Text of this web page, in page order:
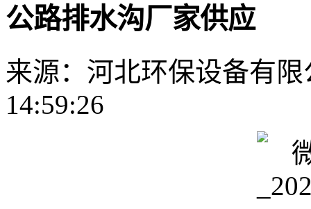
公路排水沟厂家供应
来源：河北环保设备有限
14:59:26